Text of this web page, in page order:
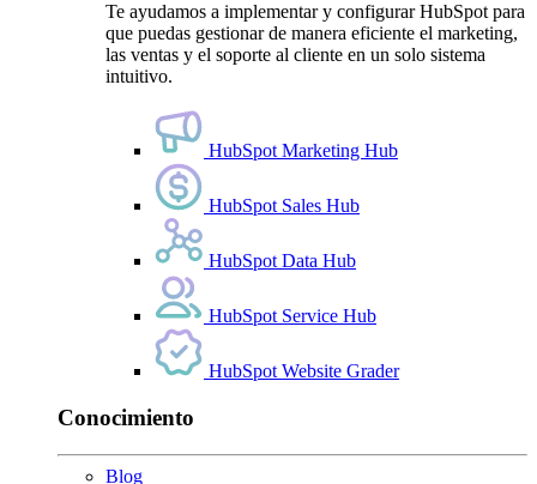
Te ayudamos a implementar y configurar HubSpot para
que puedas gestionar de manera eficiente el marketing,
las ventas y el soporte al cliente en un solo sistema
intuitivo.
HubSpot Marketing Hub
HubSpot Sales Hub
HubSpot Data Hub
HubSpot Service Hub
HubSpot Website Grader
Conocimiento
Blog